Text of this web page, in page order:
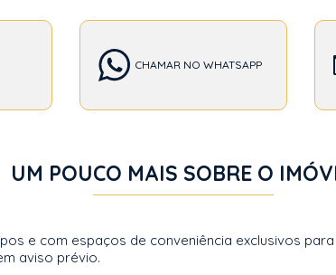
CHAMAR NO WHATSAPP
UM POUCO MAIS SOBRE O
e com espaços de conveniência exclusivos
aviso prévio.